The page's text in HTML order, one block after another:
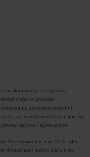
polskim rynku zarządzania
w procesie
ubezpieczycielami i
oferuje szeroki wachlarz usług: od
sądowe i egzekucyjne.
Wartościowych, a w 2018 roku
działalności spółka kieruje się